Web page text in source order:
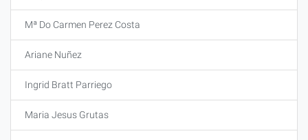
Mª Do Carmen Perez Costa
Ariane Nuñez
Ingrid Bratt Parriego
Maria Jesus Grutas